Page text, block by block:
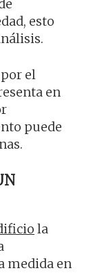
esto
el
en
puede
la
medida en